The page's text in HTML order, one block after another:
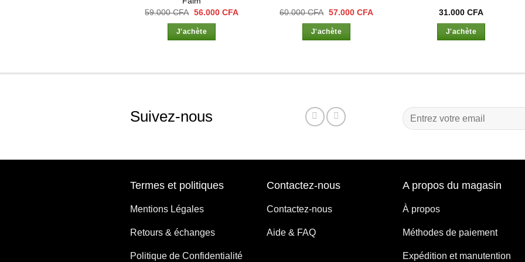
59.000CFA Le
initial
était :
56.000 CFALe
J'achète
60.000CFA Le
initial
était :
57.000 CFALe
J'achète
31.000 CFA
J'achète
Suivez-nous
Termes et politiques
Mentions Légales
Retours & échanges
Politique de Confidentialité
Contactez-nous
Contactez-nous
Aide & FAQ
A propos du magasin
À propos
Méthodes de paiement
Expédition et manutention